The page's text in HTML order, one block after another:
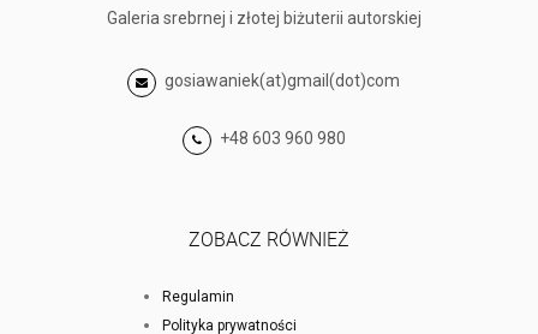
Galeria srebrnej i złotej biżuterii autorskiej
gosiawaniek(at)gmail(dot)com
+48 603 960 980
ZOBACZ RÓWNIEŻ
Regulamin
Polityka prywatności